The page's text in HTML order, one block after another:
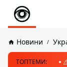
Новини
ТОПТЕМИ: